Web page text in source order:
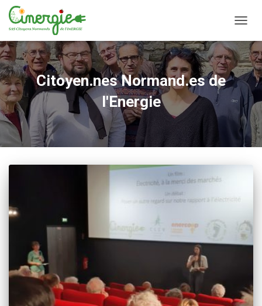
LA
Citoyen.nes Normand.es de
l'Energie